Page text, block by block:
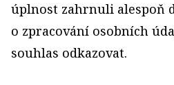
úplnost zahrnuli alespoň
o zpracování osobních
souhlas odkazovat.